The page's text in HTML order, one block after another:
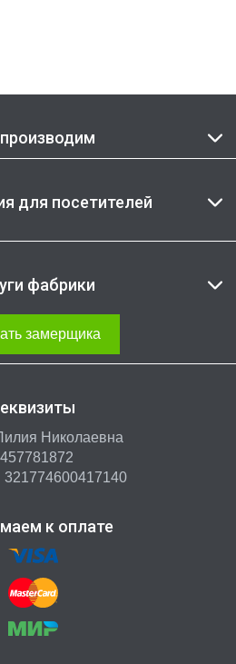
для посетителей
фабрики
замерщика
Николаевна
к оплате